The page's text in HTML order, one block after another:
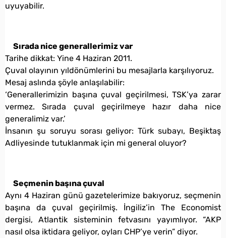
uyuyabilir.
Sırada nice generallerimiz var
Tarihe dikkat: Yine 4 Haziran 2011.
Çuval olayının yıldönümlerini bu mesajlarla karşılıyoruz.
Mesaj aslında şöyle anlaşılabilir:
‘Generallerimizin başına çuval geçirilmesi, TSK’ya zarar
vermez. Sırada çuval geçirilmeye hazır daha nice
generalimiz var.’
İnsanın şu soruyu sorası geliyor: Türk subayı, Beşiktaş
Adliyesinde tutuklanmak için mi general oluyor?
Seçmenin başına çuval
Aynı 4 Haziran günü gazetelerimize bakıyoruz, seçmenin
başına da çuval geçirilmiş. İngiliz’in The Economist
dergisi, Atlantik sisteminin fetvasını yayımlıyor. “AKP
nasıl olsa iktidara geliyor, oyları CHP’ye verin” diyor.